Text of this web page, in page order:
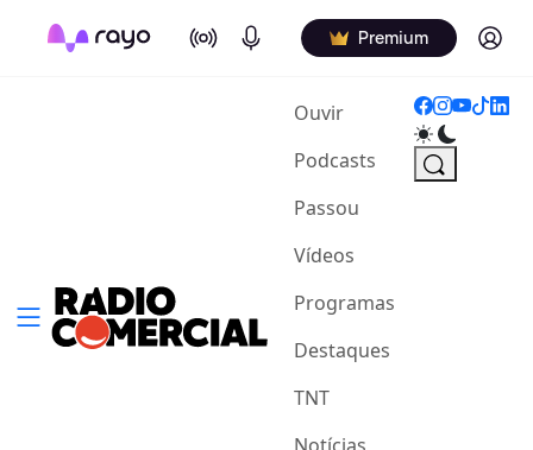
On Air Podcasts Premium Log in
Ouvir(current)
Podcasts
Passou
Vídeos
Programas
Destaques
TNT